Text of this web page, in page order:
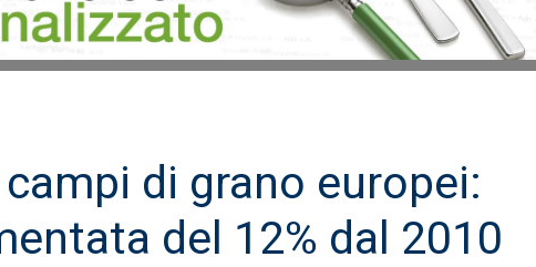
di grano europei:
del 12% dal 2010